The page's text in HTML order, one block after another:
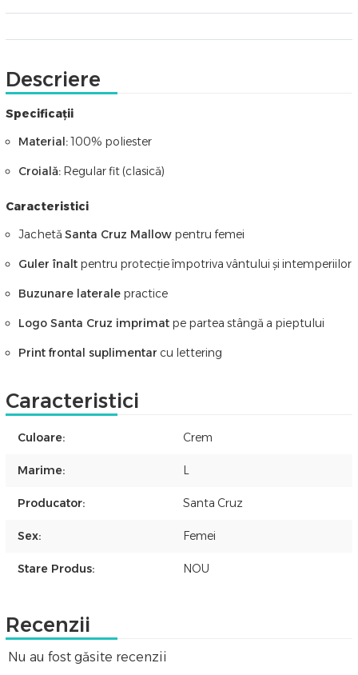
Descriere
Specificații
Material:100% poliester
Croială: Regular fit (clasică)
Caracteristici
Jachetă Santa Cruz Mallow pentru femei
Guler înalt pentru protecție împotriva vântului și intemperiilor
Buzunare laterale practice
Logo Santa Cruz imprimat pe partea stângă a pieptului
Print frontal suplimentar cu lettering
Caracteristici
Culoare: Crem
Marime: L
Producator: Santa Cruz
Sex: Femei
Stare Produs: NOU
Recenzii
Nu au fost găsite recenzii